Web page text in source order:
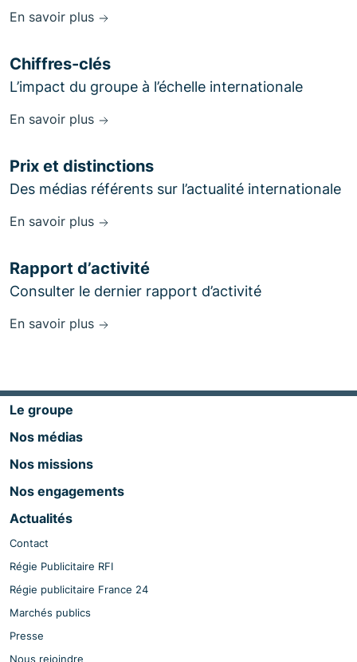
En savoir plus
Chiffres-clés
L’impact du groupe à l’échelle internationale
En savoir plus
Prix et distinctions
Des médias référents sur l’actualité internationale
En savoir plus
Rapport d’activité
Consulter le dernier rapport d’activité
En savoir plus
Le groupe
Nos médias
Nos missions
Nos engagements
Actualités
Contact
Régie Publicitaire RFI
Régie publicitaire France 24
Marchés publics
Presse
Nous rejoindre